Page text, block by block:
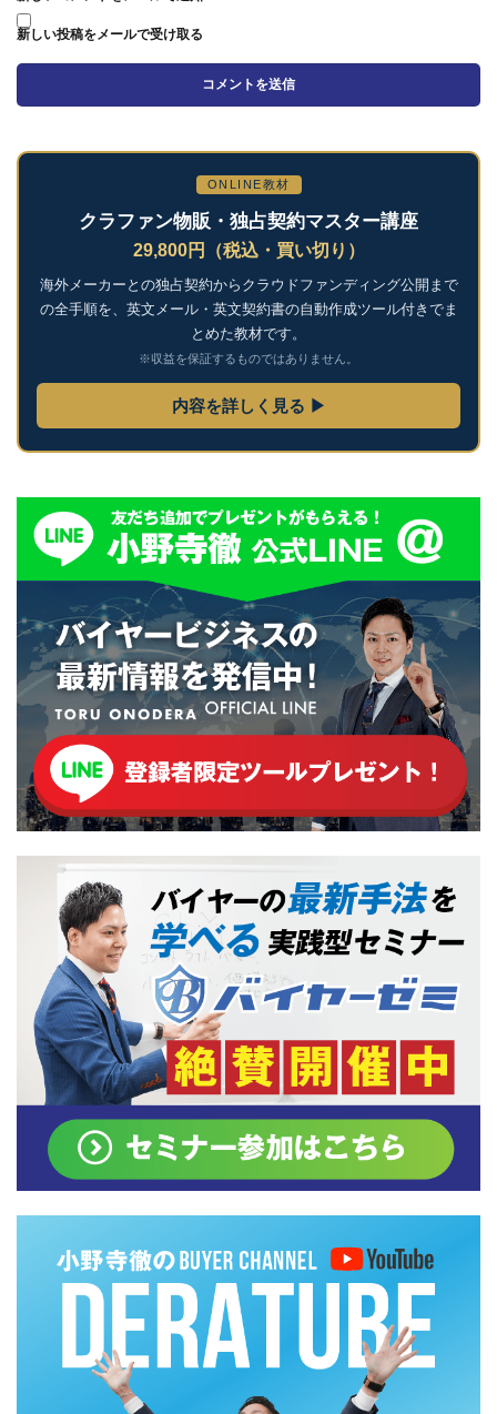
新しい投稿をメールで受け取る
ONLINE教材
クラファン物販・独占契約マスター講座
29,800円（税込・買い切り）
海外メーカーとの独占契約からクラウドファンディング公開まで
の全手順を、英文メール・英文契約書の自動作成ツール付きでま
とめた教材です。
※収益を保証するものではありません。
内容を詳しく見る ▶